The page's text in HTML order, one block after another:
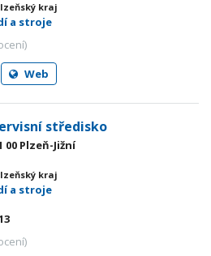
kraj
a stroje
Web
středisko
00 Plzeň-Jižní
kraj
a stroje